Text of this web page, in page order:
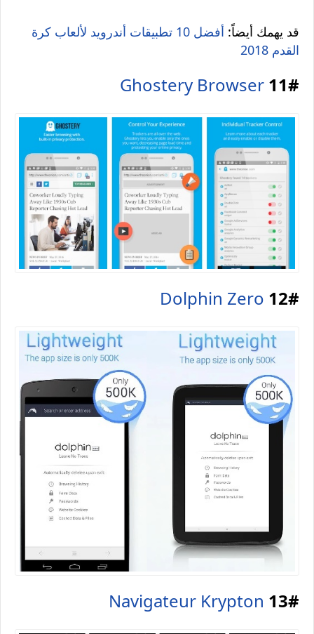
قد يهمك أيضاً:
أفضل 10 تطبيقات أندرويد لألعاب كرة
القدم 2018
Ghostery Browser 11#
Dolphin Zero 12#
Navigateur Krypton 13#